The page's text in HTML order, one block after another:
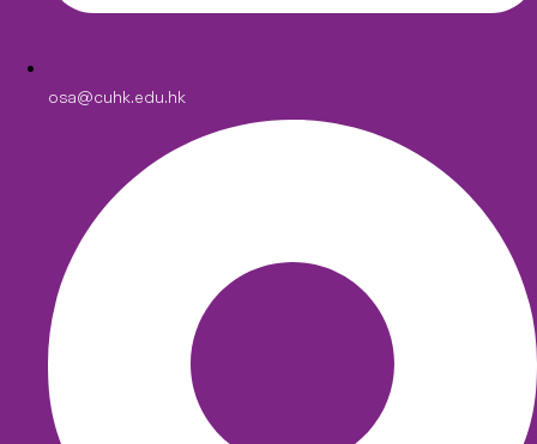
osa@cuhk.edu.hk